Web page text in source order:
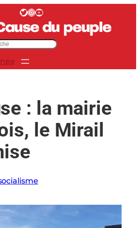
Twitter InstagramYouTube
: la mairie
le Mirail